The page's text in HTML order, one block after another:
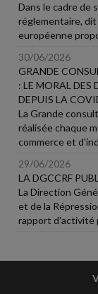
Dans le cadre de
réglementaire, dit
européenne
30/06/2026
GRANDE
: LE MORAL
DEPUIS LA
La Grande
réalisée chaque
commerce et
29/06/2026
LA DGCCRF
La Direction
et de la
rapport d'activité